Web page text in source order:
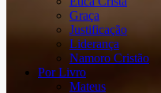
Graça
Justificação
Liderança
Namoro Cristão
Por Livro
Mateus